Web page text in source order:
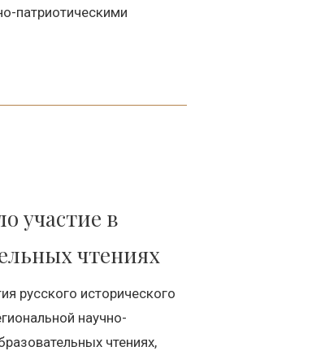
патриотическими
участие в
чтениях
русского исторического
научно-
чтениях,